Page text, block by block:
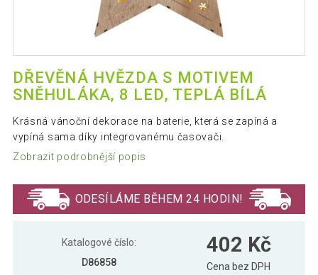
DŘEVĚNÁ HVĚZDA S MOTIVEM
SNĚHULÁKA, 8 LED, TEPLÁ BÍLÁ
Krásná vánoční dekorace na baterie, která se zapíná a
vypíná sama díky integrovanému časovači.
Zobrazit podrobnější popis
ODESÍLÁME BĚHEM 24 HODIN!
Katalogové číslo:
D86858
402 Kč
Cena bez DPH